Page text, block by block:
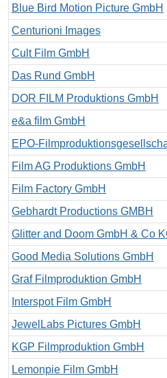
Blue Bird Motion Picture GmbH
Centurioni Images
Cult Film GmbH
Das Rund GmbH
DOR FILM Produktions GmbH
e&a film GmbH
EPO-
Film AG Produktions GmbH
Film Factory GmbH
Gebhardt Productions GMBH
Glitter and Doom GmbH & Co
Good Media Solutions GmbH
Graf Filmproduktion GmbH
Interspot Film GmbH
JewelLabs Pictures GmbH
KGP Filmproduktion GmbH
Lemonpie Film GmbH